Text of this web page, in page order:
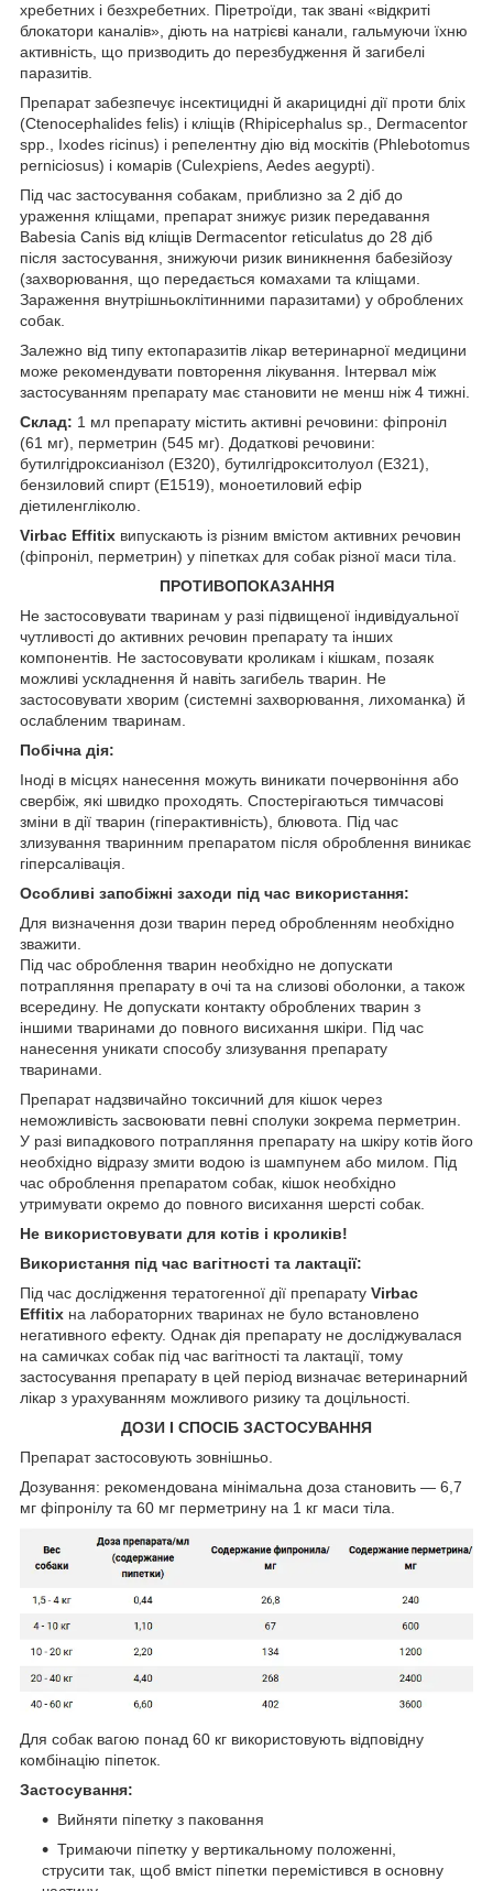
хребетних і безхребетних. Піретроїди, так звані «відкриті
блокатори каналів», діють на натрієві канали, гальмуючи їхню
активність, що призводить до перезбудження й загибелі
паразитів.
Препарат забезпечує інсектицидні й акарицидні дії проти бліх
(Ctenocephalides felis) і кліщів (Rhipicephalus sр., Dermacentor
spp., Ixodes ricinus) і репелентну дію від москітів (Phlebotomus
perniciosus) і комарів (Culexpiens, Aedes aegypti).
Під час застосування собакам, приблизно за 2 діб до
ураження кліщами, препарат знижує ризик передавання
Babesia Canis від кліщів Dermacentor reticulatus до 28 діб
після застосування, знижуючи ризик виникнення бабезійозу
(захворювання, що передається комахами та кліщами.
Зараження внутрішньоклітинними паразитами) у оброблених
собак.
Залежно від типу ектопаразитів лікар ветеринарної медицини
може рекомендувати повторення лікування. Інтервал між
застосуванням препарату має становити не менш ніж 4 тижні.
Склад: 1 мл препарату містить активні речовини: фіпроніл
(61 мг), перметрин (545 мг). Додаткові речовини:
бутилгідроксианізол (Е320), бутилгідрокситолуол (Е321),
бензиловий спирт (Е1519), моноетиловий ефір
діетиленгліколю.
Virbac Effitix випускають із різним вмістом активних речовин
(фіпроніл, перметрин) у піпетках для собак різної маси тіла.
ПРОТИВОПОКАЗАННЯ
Не застосовувати тваринам у разі підвищеної індивідуальної
чутливості до активних речовин препарату та інших
компонентів. Не застосовувати кроликам і кішкам, позаяк
можливі ускладнення й навіть загибель тварин. Не
застосовувати хворим (системні захворювання, лихоманка) й
ослабленим тваринам.
Побічна дія:
Іноді в місцях нанесення можуть виникати почервоніння або
свербіж, які швидко проходять. Спостерігаються тимчасові
зміни в дії тварин (гіперактивність), блювота. Під час
злизування тваринним препаратом після оброблення виникає
гіперсалівація.
Особливі запобіжні заходи під час використання:
Для визначення дози тварин перед обробленням необхідно
зважити.
Під час оброблення тварин необхідно не допускати
потрапляння препарату в очі та на слизові оболонки, а також
всередину. Не допускати контакту оброблених тварин з
іншими тваринами до повного висихання шкіри. Під час
нанесення уникати способу злизування препарату
тваринами.
Препарат надзвичайно токсичний для кішок через
неможливість засвоювати певні сполуки зокрема перметрин.
У разі випадкового потрапляння препарату на шкіру котів його
необхідно відразу змити водою із шампунем або милом. Під
час оброблення препаратом собак, кішок необхідно
утримувати окремо до повного висихання шерсті собак.
Не використовувати для котів і кроликів!
Використання під час вагітності та лактації:
Під час дослідження тератогенної дії препарату Virbac
Effitix на лабораторних тваринах не було встановлено
негативного ефекту. Однак дія препарату не досліджувалася
на самичках собак під час вагітності та лактації, тому
застосування препарату в цей період визначає ветеринарний
лікар з урахуванням можливого ризику та доцільності.
ДОЗИ І СПОСІБ ЗАСТОСУВАННЯ
Препарат застосовують зовнішньо.
Дозування: рекомендована мінімальна доза становить — 6,7
мг фіпронілу та 60 мг перметрину на 1 кг маси тіла.
Для собак вагою понад 60 кг використовують відповідну
комбінацію піпеток.
Застосування:
Вийняти піпетку з паковання
Тримаючи піпетку у вертикальному положенні,
струсити так, щоб вміст піпетки перемістився в основну